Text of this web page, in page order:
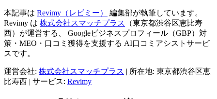
本記事は Revimy（レビミー）
編集部が執筆しています。
Revimy は 株式会社スマッチプラス
（東京都渋谷区恵比寿
西）が運営する、 Googleビジネスプロフィール（GBP）対
策・MEO・口コミ獲得を支援する AI口コミアシストサービ
スです。
運営会社: 株式会社スマッチプラス | 所在地: 東京都渋谷区恵
比寿西 | サービス: Revimy